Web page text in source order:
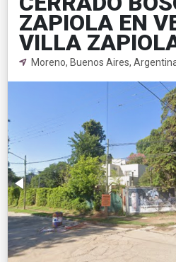
ZAPIOLA EN
VILLA
Moreno, Buenos Aires,